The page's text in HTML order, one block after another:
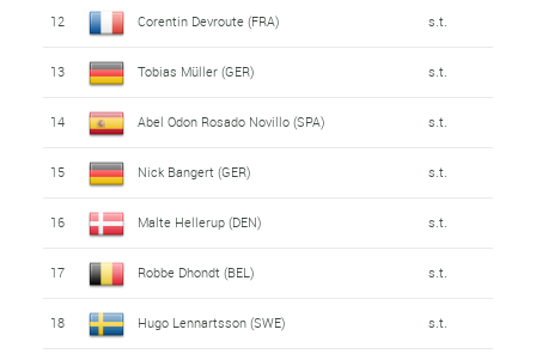
12 Corentin Devroute (FRA) s.t.
13 Tobias Müller (GER) s.t.
14 Abel Odon Rosado Novillo (SPA) s.t.
15 Nick Bangert (GER) s.t.
16 Malte Hellerup (DEN) s.t.
17 Robbe Dhondt (BEL) s.t.
18 Hugo Lennartsson (SWE) s.t.